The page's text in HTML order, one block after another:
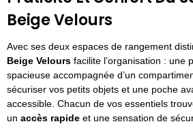
Beige Velours
Avec ses deux espaces de rangement
Beige Velours facilite l’organisation : une
spacieuse accompagnée d’un
sécuriser vos petits objets et une poche
accessible. Chacun de vos essentiels
un accès rapide et une sensation de